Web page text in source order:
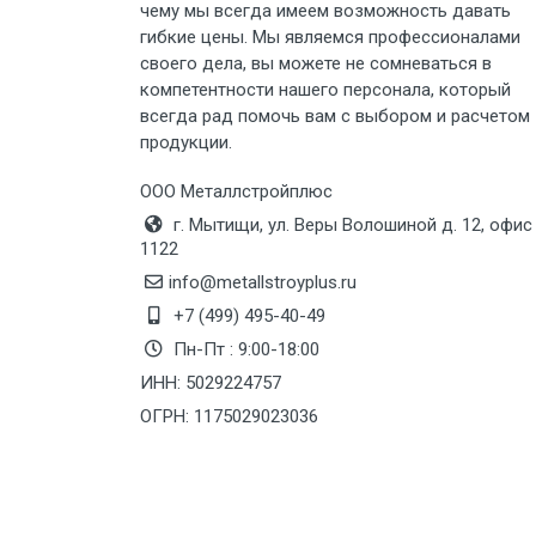
Груз до 6 м, вес до 5 тн
Груз до 6 м, вес до 8 тн
Груз до 6 м, вес до 10 тн
Груз до 12 м, вес до 20 тн
Манипулятор до 6 м, вес до 5 тн
чему мы всегда имеем возможность давать
гибкие цены. Мы являемся профессионалами
своего дела, вы можете не сомневаться в
компетентности нашего персонала, который
всегда рад помочь вам с выбором и расчетом
продукции.
ООО Металлстройплюс
г. Мытищи, ул. Веры Волошиной д. 12, офис
1122
info@metallstroyplus.ru
+7 (499) 495-40-49
Пн-Пт : 9:00-18:00
ИНН: 5029224757
ОГРН: 1175029023036